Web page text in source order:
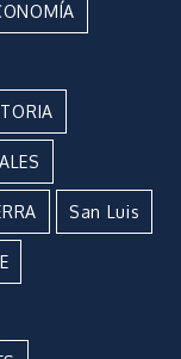
San Luis